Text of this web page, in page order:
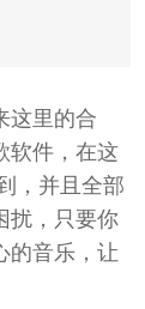
这里的合
软件，在这
，并且全部
扰，只要你
的音乐，让